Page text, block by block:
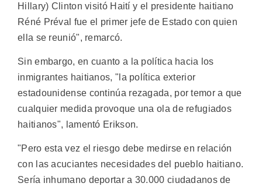
Hillary) Clinton visitó Haití y el presidente haitiano
Réné Préval fue el primer jefe de Estado con quien
ella se reunió", remarcó.
Sin embargo, en cuanto a la política hacia los
inmigrantes haitianos, "la política exterior
estadounidense continúa rezagada, por temor a que
cualquier medida provoque una ola de refugiados
haitianos", lamentó Erikson.
"Pero esta vez el riesgo debe medirse en relación
con las acuciantes necesidades del pueblo haitiano.
Sería inhumano deportar a 30.000 ciudadanos de